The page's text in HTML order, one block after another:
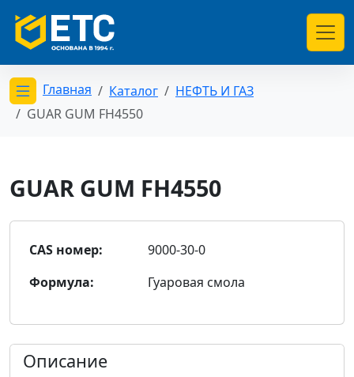
Открыть меню категорий
Главная Каталог
НЕФТЬ И ГАЗ
GUAR GUM FH4550
GUAR GUM FH4550
CAS номер:
9000-30-0
Формула:
Гуаровая смола
Описание